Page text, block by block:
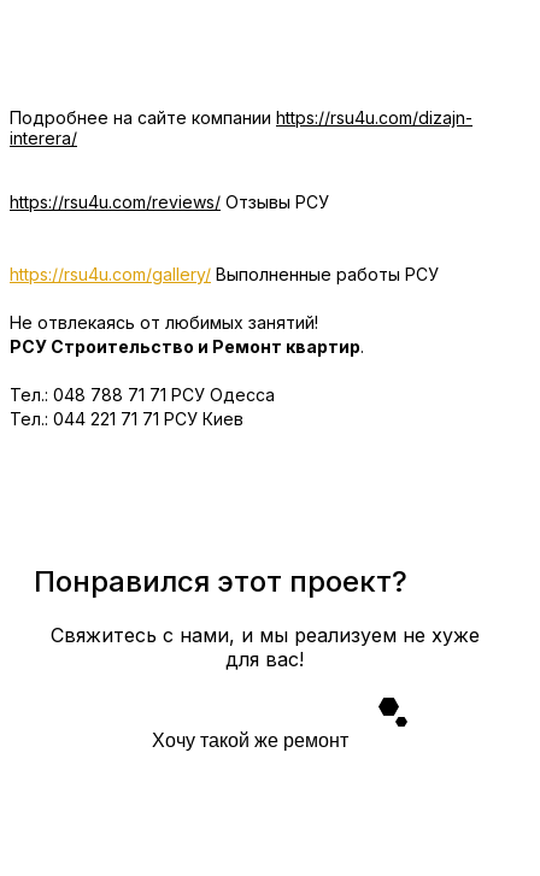
Подробнее на сайте компании https://rsu4u.com/dizajn-
interera/
https://rsu4u.com/reviews/ Отзывы РСУ
https://rsu4u.com/gallery/ Выполненные работы РСУ
Не отвлекаясь от любимых занятий!
РСУ Строительство и Ремонт квартир.
Тел.: 048 788 71 71 РСУ Одесса
Тел.: 044 221 71 71 РСУ Киев
Понравился этот проект?
Свяжитесь с нами, и мы реализуем не хуже
для вас!
Хочу такой же ремонт